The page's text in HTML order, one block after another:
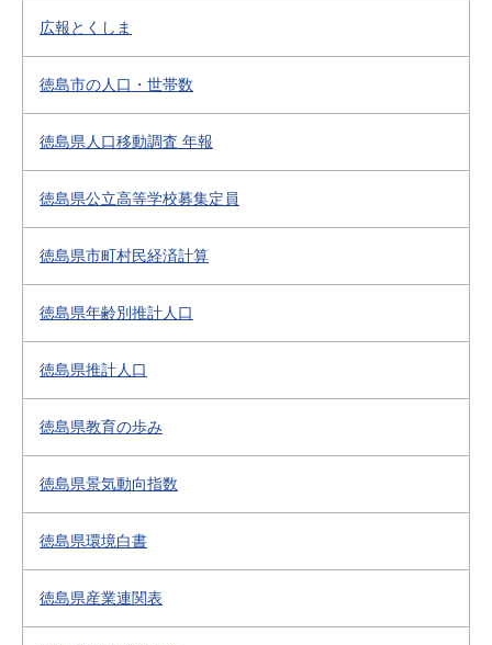
広報とくしま
徳島市の人口・世帯数
徳島県人口移動調査 年報
徳島県公立高等学校募集定員
徳島県市町村民経済計算
徳島県年齢別推計人口
徳島県推計人口
徳島県教育の歩み
徳島県景気動向指数
徳島県環境白書
徳島県産業連関表